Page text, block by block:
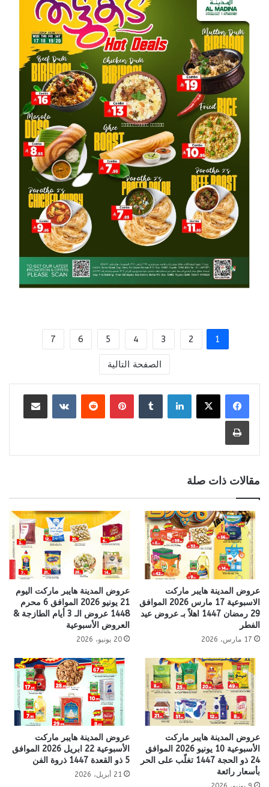
1
2
3
4
5
6
7
الصفحة التالية
لينكدإن بينتيريست مشاركة عبر البريد
طباعة
مقالات ذات صلة
عروض المدينة هايبر ماركت
الاسبوعية 17 مارس 2026 الموافق
29 رمضان 1447 اهلاً بـ عروض عيد
الفطر
17 مارس، 2026
عروض المدينة هايبر ماركت اليوم
21 يونيو 2026 الموافق 6 محرم
1448 عروض الـ 3 أيام الطازجة &
العروض الأسبوعية
20 يونيو، 2026
عروض المدينة هايبر ماركت
الأسبوعية 10 يونيو 2026 الموافق
24 ذو الحجة 1447 تغلّب على الحر
بأسعار رائعة
عروض المدينة هايبر ماركت
الأسبوعية 22 ابريل 2026 الموافق
5 ذو القعدة 1447 ذروة الفن
21 أبريل، 2026